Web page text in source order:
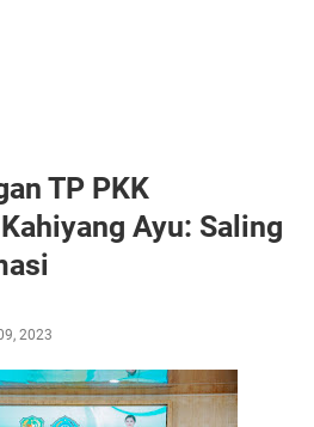
TP PKK
Ayu: Saling
2023